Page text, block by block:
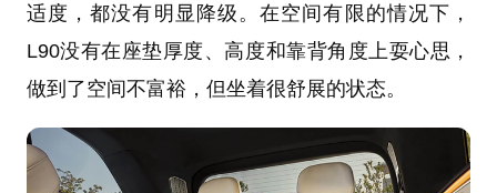
适度，都没有明显降级。在空间有限的情况下，
L90没有在座垫厚度、高度和靠背角度上耍心思，
做到了空间不富裕，但坐着很舒展的状态。